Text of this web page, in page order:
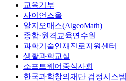
교육기부
사이언스올
알지오매스(AlgeoMath)
종합·원격교육연수원
과학기술인재진로지원센터
생활과학교실
소프트웨어중심사회
한국과학창의재단 검정시스템